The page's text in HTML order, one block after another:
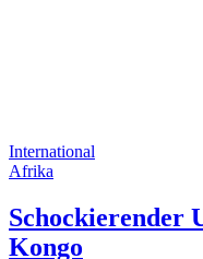
International
Afrika
Schockierender
Kongo